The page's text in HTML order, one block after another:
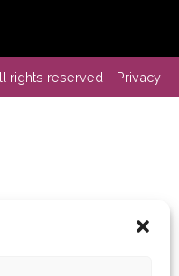
rights reserved Privacy